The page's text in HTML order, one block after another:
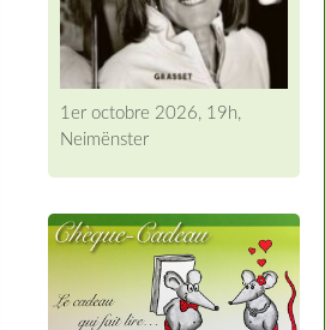
1er octobre 2026, 19h,
Neimënster